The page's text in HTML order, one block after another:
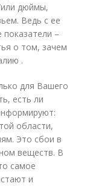
или дюймы,
Ведь с ее
–
о том, зачем
.
для Вашего
есть ли
области,
Это сбои в
веществ. В
самое
и